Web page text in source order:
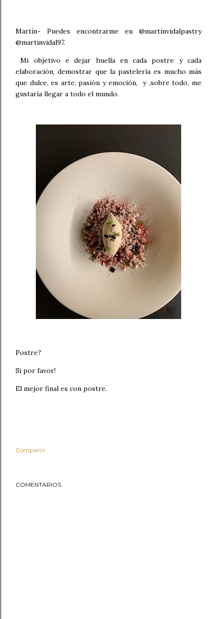
Martín- Puedes encontrarme en @martinvidalpastry
@martinvidal97.
Mi objetivo e dejar huella en cada postre y cada
elaboración, demostrar que la pastelería es mucho más
que dulce, es arte, pasión y emoción, y ,sobre todo, me
gustaría llegar a todo el mundo.
Postre?
Si por favor!
El mejor final es con postre.
Compartir
COMENTARIOS